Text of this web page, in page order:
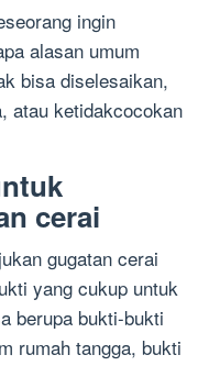
ingin
alasan umum
bisa diselesaikan,
atau ketidakcocokan
cerai
gugatan cerai
yang cukup untuk
berupa bukti-bukti
rumah tangga, bukti